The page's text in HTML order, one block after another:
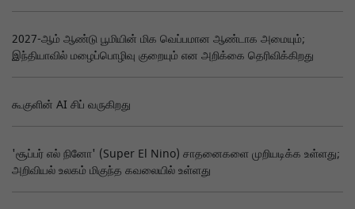
2027-ஆம் ஆண்டு பூமியின் மிக வெப்பமான ஆண்டாக அமையும்;
இந்தியாவில் மழைப்பொழிவு குறையும் என அறிக்கை தெரிவிக்கிறது
கூகுளின் AI சிப் வருகிறது
'சூப்பர் எல் நினோ' (Super El Nino) சாதனைகளை முறியடிக்க உள்ளது;
அறிவியல் உலகம் மிகுந்த கவலையில் உள்ளது